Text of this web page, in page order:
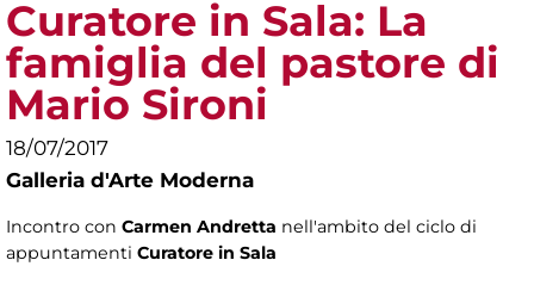
Curatore in Sala: La
famiglia del pastore di
Mario Sironi
18/07/2017
Galleria d'Arte Moderna
Incontro con Carmen Andretta nell'ambito del ciclo di
appuntamenti Curatore in Sala